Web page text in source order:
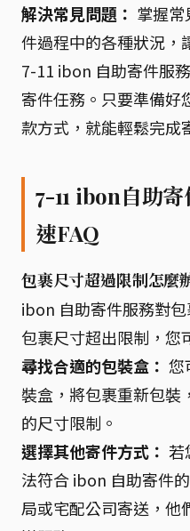
解決常見問題： 掌握
件過程中的各種狀況，
7-11 ibon 自助寄件服
寄件任務。只要準備好
款方式，就能輕鬆完成
7-11 ibon自助
速FAQ
包裹尺寸超過限制怎麼
ibon 自助寄件服務對
包裹尺寸超出限制，您
尋找合適的包裝盒： 您
裝盒，將包裹重新包裝
的尺寸限制。
選擇其他寄件方式： 若
法符合 ibon 自助寄件
局或宅配公司寄送，他